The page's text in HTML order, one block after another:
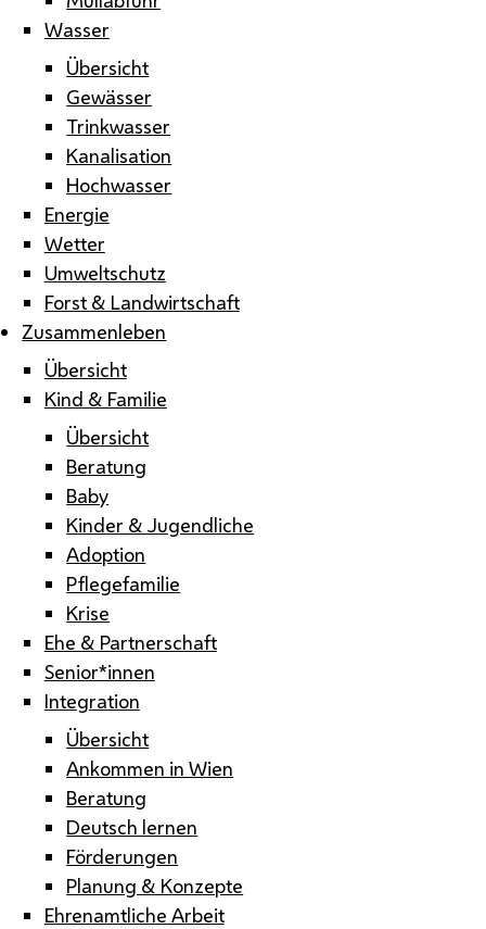
Wasser
Übersicht
Gewässer
Trinkwasser
Kanalisation
Hochwasser
Energie
Wetter
Umweltschutz
Forst & Landwirtschaft
Zusammenleben
Übersicht
Kind & Familie
Übersicht
Beratung
Baby
Kinder & Jugendliche
Adoption
Pflegefamilie
Krise
Ehe & Partnerschaft
Senior*innen
Integration
Übersicht
Ankommen in Wien
Beratung
Deutsch lernen
Förderungen
Planung & Konzepte
Ehrenamtliche Arbeit